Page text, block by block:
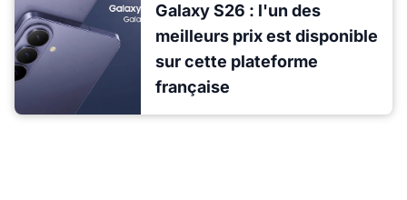
Galaxy S26 : l'un des
meilleurs prix est disponible
sur cette plateforme
française